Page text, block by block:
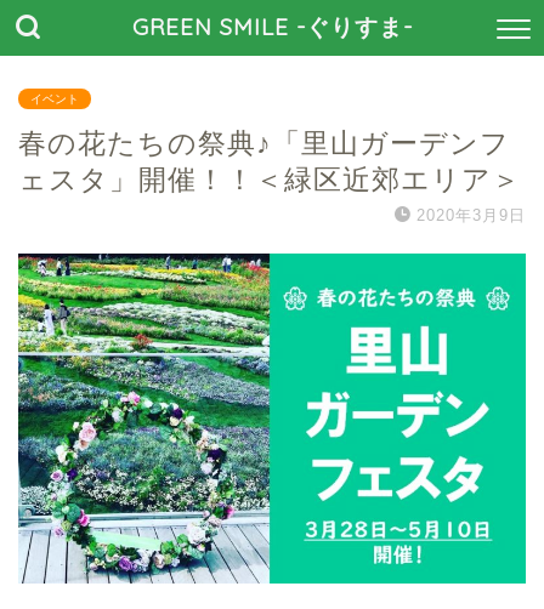
GREEN SMILE -ぐりすま-
イベント
春の花たちの祭典♪「里山ガーデンフ
ェスタ」開催！！＜緑区近郊エリア＞
2020年3月9日